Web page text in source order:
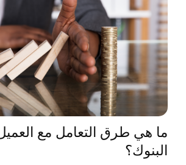
ما هي طرق التعامل مع
البنوك؟